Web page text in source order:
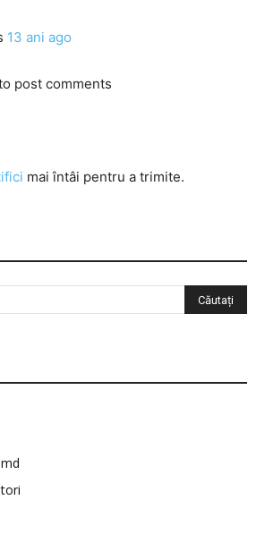
13 ani ago
post comments
mai întâi pentru a trimite.